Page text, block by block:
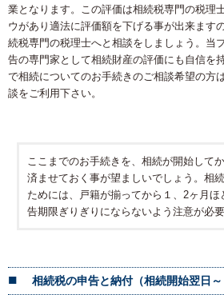
業となります。この評価は相続税専門の税理
ウがあり適法に評価額を下げる事が出来ます
続税専門の税理士へと相談をしましょう。当
告の専門家として相続財産の評価にも自信を
で相続についてのお手続きのご相談希望の方
談をご利用下さい。
ここまでのお手続きを、相続が開始して
済ませておく事が望ましいでしょう。相
ためには、戸籍が揃ってから１、2ヶ月ほ
告期限ぎりぎりにならないよう注意が必要
相続税の申告と納付（相続開始翌日～